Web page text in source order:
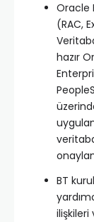
Oracle
(RAC,
hazır
BT